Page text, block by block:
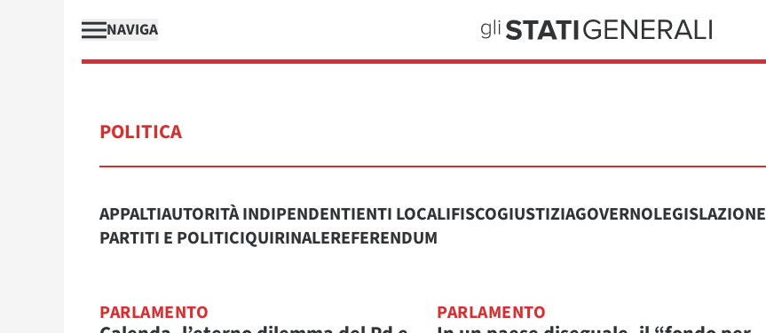
NAVIGA
POLITICA
APPALTIAUTORITÀ INDIPENDENTIENTI LOCALIFISCOGIUSTIZIAGOVERNOLEGISLAZIONE
PARTITI E POLITICIQUIRINALEREFERENDUM
PARLAMENTO PARLAMENTO